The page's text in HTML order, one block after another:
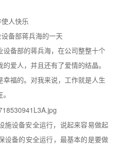
人快乐
备部蒋兵海的一天
设备部的蒋兵海，在公司整整十个
爱人，并且还有了爱情的结晶。
福的。对我来说，工作就是人生
施设备安全运行，说起来容易做起
设备的安全运行，最基本的是要做